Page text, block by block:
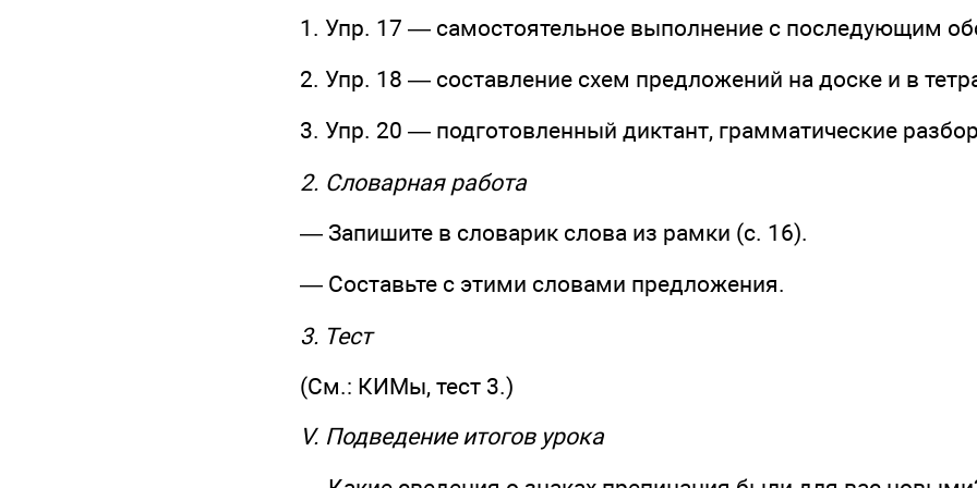
1. Упр. 17 — самостоятельное выполнение с последующим
2. Упр. 18 — составление схем предложений на доске и в
3. Упр. 20 — подготовленный диктант, грамматические
2. Словарная работа
— Запишите в словарик слова из рамки (с. 16).
— Составьте с этими словами предложения.
3. Тест
(См.: КИМы, тест 3.)
V. Подведение итогов урока